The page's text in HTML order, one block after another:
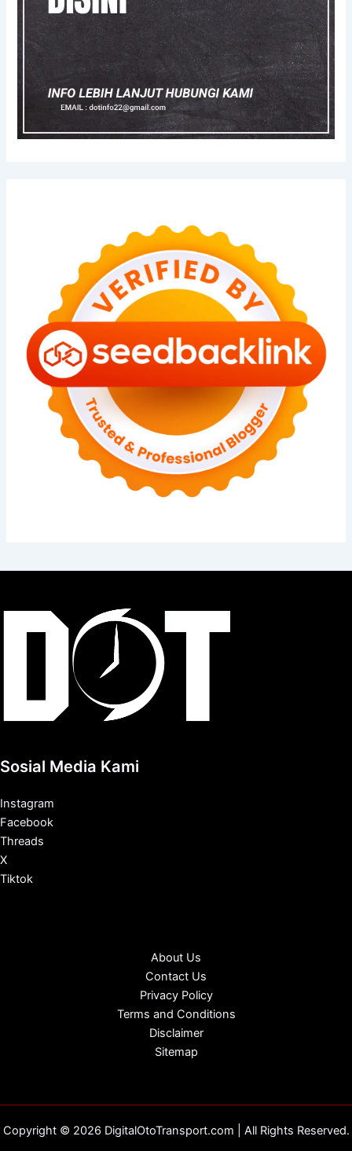
Sosial Media Kami
Instagram
Facebook
Threads
X
Tiktok
About Us
Contact Us
Privacy Policy
Terms and Conditions
Disclaimer
Sitemap
Copyright © 2026 DigitalOtoTransport.com | All Rights Reserved.